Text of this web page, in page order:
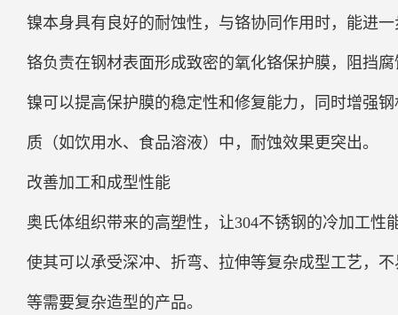
镍本身具有良好的耐蚀性，与铬协同作用时，能进
铬负责在钢材表面形成致密的氧化铬保护膜，阻挡
镍可以提高保护膜的稳定性和修复能力，同时增强
质（如饮用水、食品溶液）中，耐蚀效果更突出。
改善加工和成型性能
奥氏体组织带来的高塑性，让304不锈钢的冷加工
使其可以承受深冲、折弯、拉伸等复杂成型工艺，
等需要复杂造型的产品。